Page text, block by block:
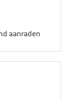
aanraden